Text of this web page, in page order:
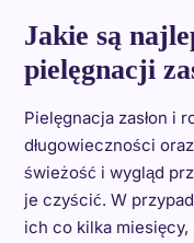
Jakie są
pielęgnacji
Pielęgnacja zasłon i
długowieczności
świeżość i wygląd
je czyścić. W
ich co kilka